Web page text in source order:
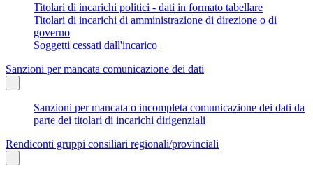
Titolari di incarichi politici - dati in formato tabellare
Titolari di incarichi di amministrazione di direzione o di
governo
Soggetti cessati dall'incarico
Sanzioni per mancata comunicazione dei dati
Sanzioni per mancata o incompleta comunicazione dei dati da
parte dei titolari di incarichi dirigenziali
Rendiconti gruppi consiliari regionali/provinciali